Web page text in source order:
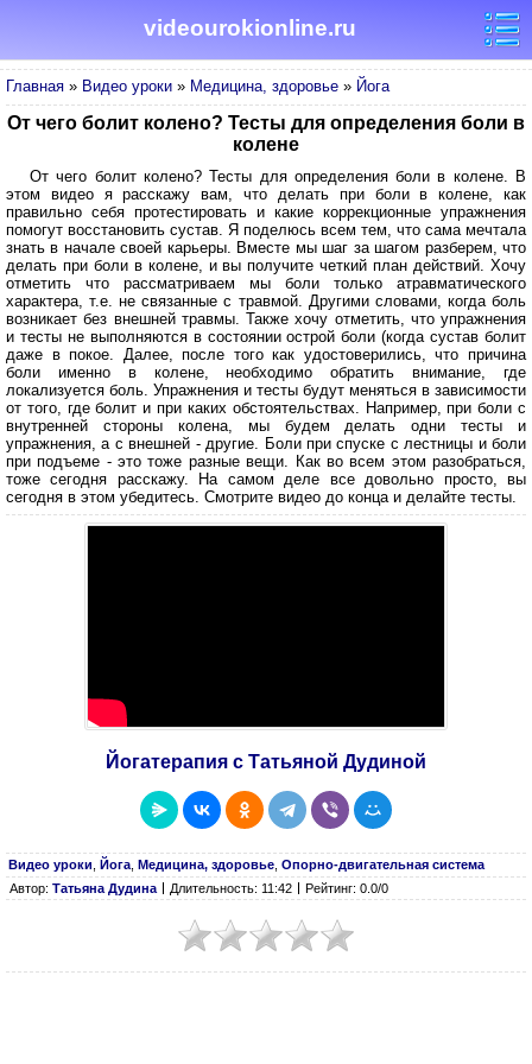
videourokionline.ru
Главная » Видео уроки » Медицина, здоровье » Йога
От чего болит колено? Тесты для определения боли в
колене
От чего болит колено? Тесты для определения боли в колене. В
этом видео я расскажу вам, что делать при боли в колене, как
правильно себя протестировать и какие коррекционные упражнения
помогут восстановить сустав. Я поделюсь всем тем, что сама мечтала
знать в начале своей карьеры. Вместе мы шаг за шагом разберем, что
делать при боли в колене, и вы получите четкий план действий. Хочу
отметить что рассматриваем мы боли только атравматического
характера, т.е. не связанные с травмой. Другими словами, когда боль
возникает без внешней травмы. Также хочу отметить, что упражнения
и тесты не выполняются в состоянии острой боли (когда сустав болит
даже в покое. Далее, после того как удостоверились, что причина
боли именно в колене, необходимо обратить внимание, где
локализуется боль. Упражнения и тесты будут меняться в зависимости
от того, где болит и при каких обстоятельствах. Например, при боли с
внутренней стороны колена, мы будем делать одни тесты и
упражнения, а с внешней - другие. Боли при спуске с лестницы и боли
при подъеме - это тоже разные вещи. Как во всем этом разобраться,
тоже сегодня расскажу. На самом деле все довольно просто, вы
сегодня в этом убедитесь. Смотрите видео до конца и делайте тесты.
Йогатерапия с Татьяной Дудиной
Видео уроки Йога Медицина, здоровье Опорно-двигательная система
Автор: Татьяна Дудина Длительность: 11:42 Рейтинг: 0.0/0